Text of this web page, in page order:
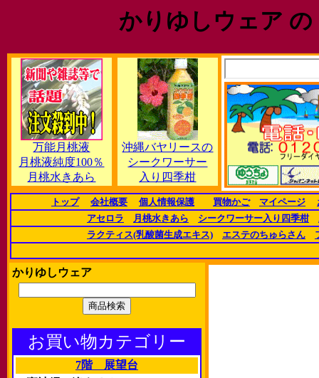
かりゆしウェア
万能月桃液
月桃液純度100％
月桃水きあら
沖縄バヤリースの
シークワーサー
入り四季柑
トップ 会社概要 個人情報保護 買物かご マイページ
アセロラ
月桃水きあら シークワーサー入り四季柑
ラクティス(乳酸菌生成エキス)
エステのちゅらさん
かりゆしウェア
お買い物カテゴリー
7階 展望台